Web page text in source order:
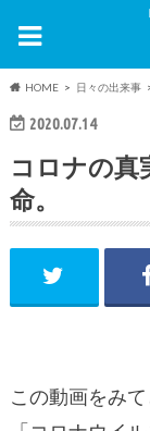
HOME 日々の出来事
2020.07.14
コロナの真
命。
この動画をみ